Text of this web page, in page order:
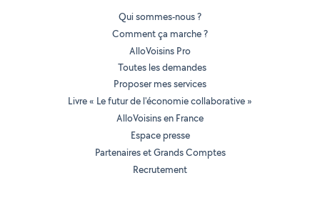
Qui sommes-nous ?
Comment ça marche ?
AlloVoisins Pro
Toutes les demandes
Proposer mes services
Livre « Le futur de l'économie collaborative »
AlloVoisins en France
Espace presse
Partenaires et Grands Comptes
Recrutement